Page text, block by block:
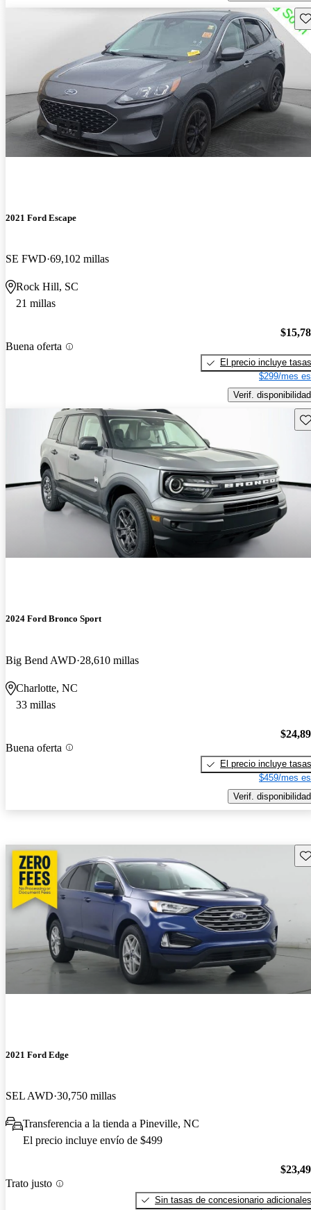
2021 Ford Escape
SE FWD 69,102 millas
Rock Hill, SC
21 millas
Buena oferta
El precio incluye tasas
$299/mes
Verif. disponibilidad
2024 Ford Bronco Sport
Big Bend AWD 28,610 millas
Charlotte, NC
33 millas
Buena oferta
El precio incluye tasas
$459/mes
Verif. disponibilidad
2021 Ford Edge
SEL AWD 30,750 millas
Transferencia a la tienda a Pineville, NC
El precio incluye envío de $499
Trato justo
Sin tasas de concesionario adicionales